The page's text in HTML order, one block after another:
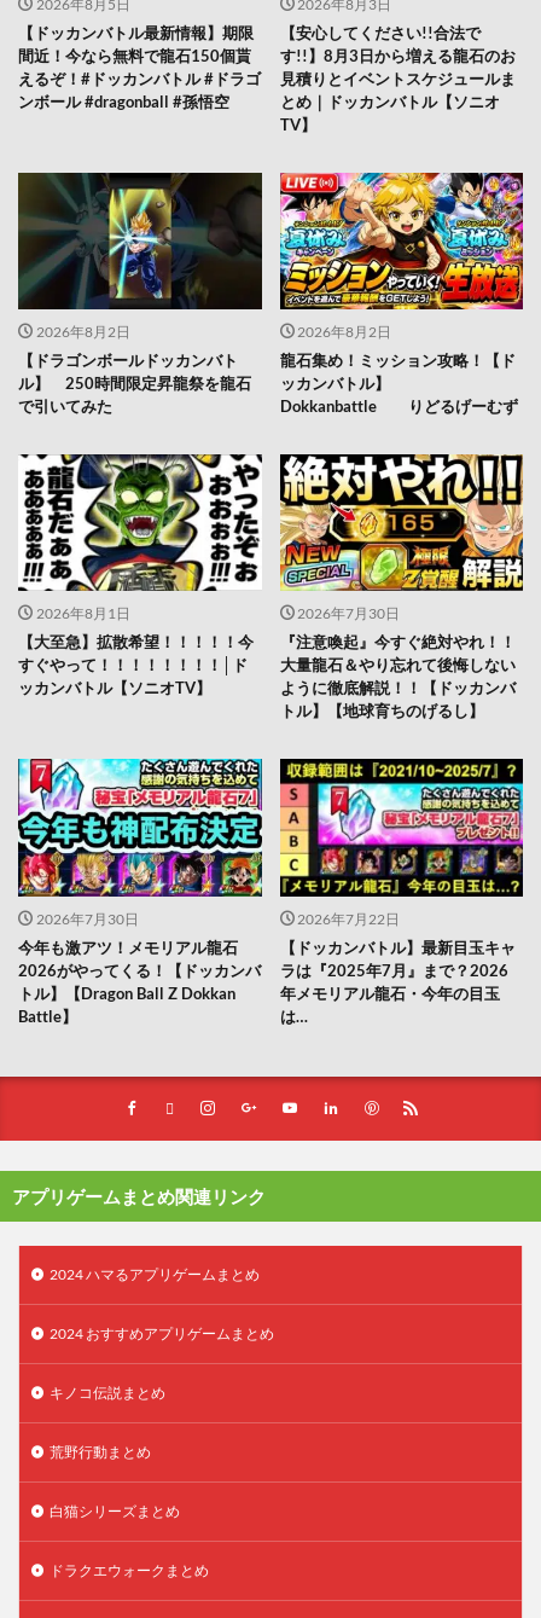
2026年8月5日
【ドッカンバトル最新情報】期限
間近！今なら無料で龍石150個貰
えるぞ！#ドッカンバトル #ドラゴ
ンボール #dragonball #孫悟空
2026年8月3日
【安心してください!!合法で
す!!】8月3日から増える龍石のお
見積りとイベントスケジュールま
とめ｜ドッカンバトル【ソニオ
TV】
2026年8月2日
【ドラゴンボールドッカンバト
ル】 250時間限定昇龍祭を龍石
で引いてみた
2026年8月2日
龍石集め！ミッション攻略！【ド
ッカンバトル】
Dokkanbattle りどるげーむず
2026年8月1日
【大至急】拡散希望！！！！！今
すぐやって！！！！！！！！│ド
ッカンバトル【ソニオTV】
2026年7月30日
『注意喚起』今すぐ絶対やれ！！
大量龍石＆やり忘れて後悔しない
ように徹底解説！！【ドッカンバ
トル】【地球育ちのげるし】
2026年7月30日
今年も激アツ！メモリアル龍石
2026がやってくる！【ドッカンバ
トル】【Dragon Ball Z Dokkan
Battle】
2026年7月22日
【ドッカンバトル】最新目玉キャ
ラは『2025年7月』まで？2026
年メモリアル龍石・今年の目玉
は…
アプリゲームまとめ関連リンク
2024 ハマるアプリゲームまとめ
2024 おすすめアプリゲームまとめ
キノコ伝説まとめ
荒野行動まとめ
白猫シリーズまとめ
ドラクエウォークまとめ